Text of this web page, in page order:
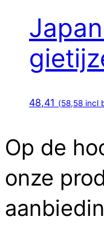
48,41 (58,58 incl
Op de
onze